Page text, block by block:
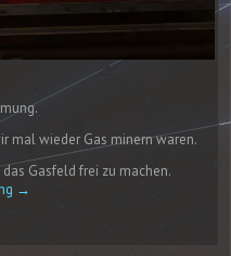
mal wieder Gas minern waren.
Gasfeld frei zu machen.
→